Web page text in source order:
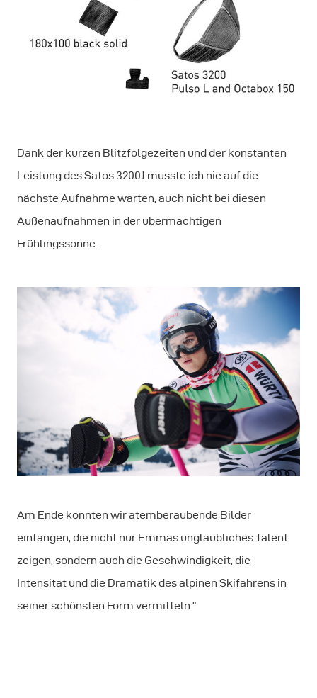
Dank der kurzen Blitzfolgezeiten und der konstanten
Leistung des Satos 3200J musste ich nie auf die
nächste Aufnahme warten, auch nicht bei diesen
Außenaufnahmen in der übermächtigen
Frühlingssonne.
Am Ende konnten wir atemberaubende Bilder
einfangen, die nicht nur Emmas unglaubliches Talent
zeigen, sondern auch die Geschwindigkeit, die
Intensität und die Dramatik des alpinen Skifahrens in
seiner schönsten Form vermitteln."